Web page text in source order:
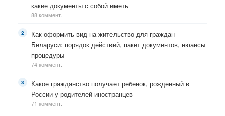
какие документы с собой иметь
88 коммент.
Как оформить вид на жительство для граждан
Беларуси: порядок действий, пакет документов, нюансы
процедуры
74 коммент.
Какое гражданство получает ребенок, рожденный в
России у родителей иностранцев
71 коммент.